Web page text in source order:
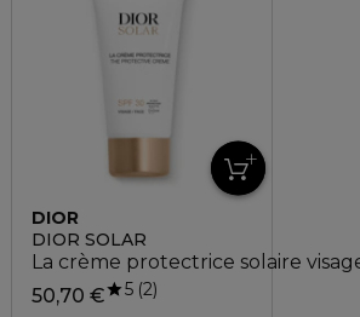
DIOR
DIOR SOLAR
La crème protectrice solaire
50,70 €
5 2